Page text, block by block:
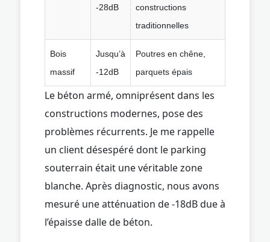
-28dB
constructions
traditionnelles
Bois
massif
Jusqu’à
-12dB
Poutres en chêne,
parquets épais
Le béton armé, omniprésent dans les
constructions modernes, pose des
problèmes récurrents. Je me rappelle
un client désespéré dont le parking
souterrain était une véritable zone
blanche. Après diagnostic, nous avons
mesuré une atténuation de -18dB due à
l’épaisse dalle de béton.